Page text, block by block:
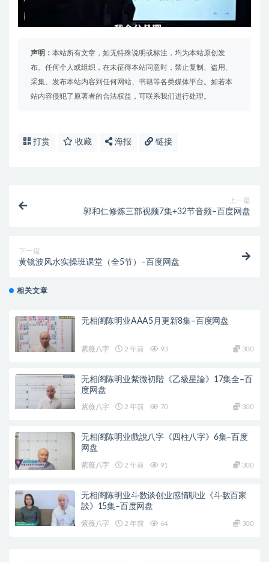
声明： 本站所有文章，如无特殊说明或标注，均为本站原创发
布。任何个人或组织，在未征得本站同意时，禁止复制、盗用、
采集、发布本站内容到任何网站、书籍等各类媒体平台。如若本
站内容侵犯了原著者的合法权益，可联系我们进行处理。
打赏 收藏 海报 链接
上一篇
郭和仁修炼三部视频7集+32节音频–百度网盘
下一篇
黄镜波风水实操班课堂（全5节）–百度网盘
相关文章
无相阁陈明业AAA5月更新8集–百度网盘
紫薇八字 2 年前 93 300
无相阁陈明业紫微初階《乙級星論》17集全–百
度网盘
紫薇八字 2 年前 70 300
无相阁陈明业戲說八字《四柱八字》6集–百度
网盘
紫薇八字 2 年前 91 300
无相阁陈明业斗数谈创业感情职业《斗數百家
談》15集–百度网盘
紫薇八字 2 年前 64 300